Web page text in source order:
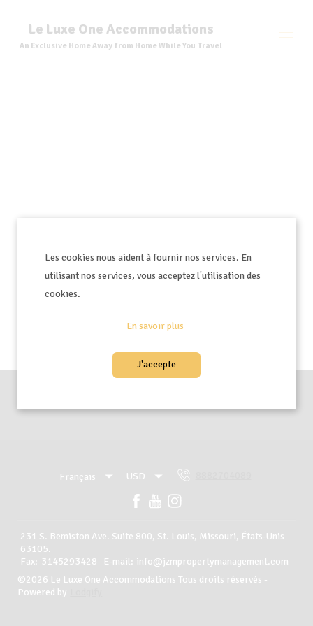
Le Luxe One Accommodations
An Exclusive Home Away from Home While You Travel
USD
Français
Français USD
231 S. Bemiston Ave. Suite 800, St. Louis, Missouri, États-Unis
63105.
Fax: 3145293428 E-mail: info@jzmpropertymanagement.com
©2026 Le Luxe One Accommodations Tous droits réservés -
Powered by
Les cookies nous aident à fournir nos services. En
utilisant nos services, vous acceptez l'utilisation des
cookies.
En savoir plus
J'accepte